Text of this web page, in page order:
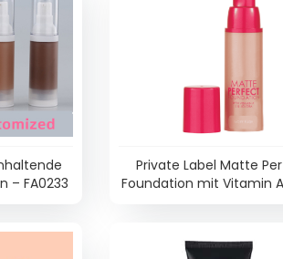
– FA0233
Private Label Matte
Foundation mit Vitamin